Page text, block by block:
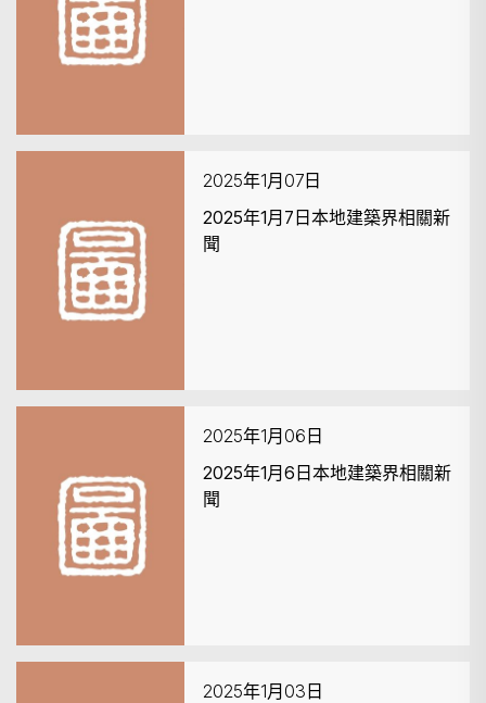
2025年1月07日
2025年1月7日本地建築界相關新
聞
2025年1月06日
2025年1月6日本地建築界相關新
聞
2025年1月03日